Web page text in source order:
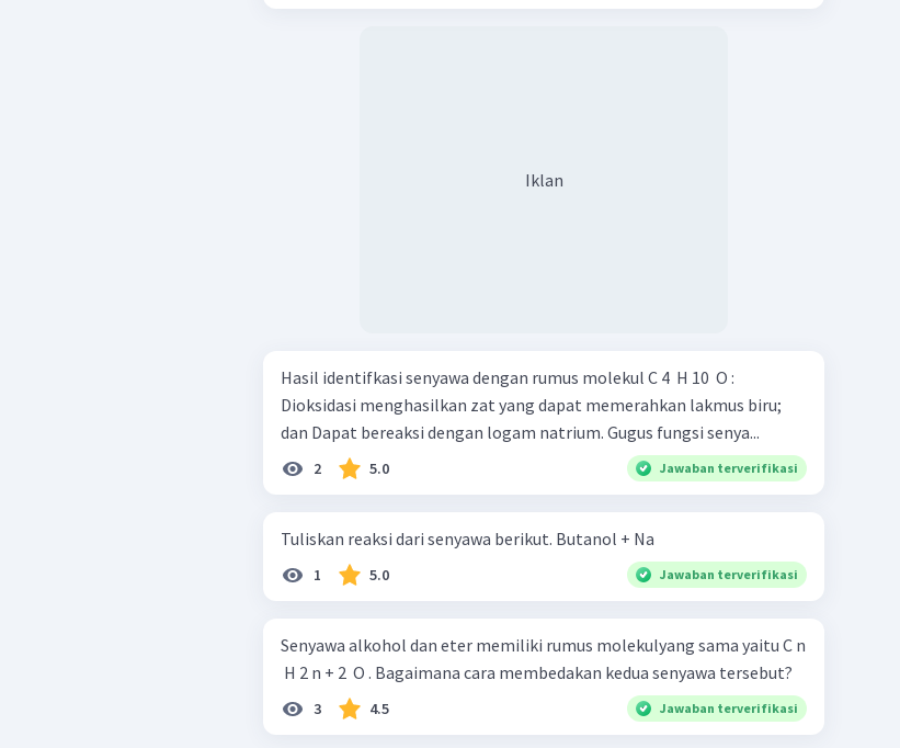
Iklan
Hasil identifkasi senyawa dengan rumus molekul C 4 ​ H 10 ​ O :
Dioksidasi menghasilkan zat yang dapat memerahkan lakmus biru;
dan Dapat bereaksi dengan logam natrium. Gugus fungsi senya...
2 5.0 Jawaban terverifikasi
Tuliskan reaksi dari senyawa berikut. Butanol + Na
1 5.0 Jawaban terverifikasi
Senyawa alkohol dan eter memiliki rumus molekulyang sama yaitu C n
​ H 2 n + 2 ​ O . Bagaimana cara membedakan kedua senyawa tersebut?
3 4.5 Jawaban terverifikasi